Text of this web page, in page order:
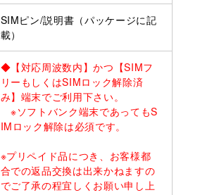
SIMピン/説明書（パッケージに記
載）
◆【対応周波数内】かつ【SIMフ
リーもしくはSIMロック解除済
み】端末でご利用下さい。
※ソフトバンク端末であってもS
IMロック解除は必須です。
※プリペイド品につき、お客様都
合での返品交換は出来かねますの
でご了承の程宜しくお願い申し上